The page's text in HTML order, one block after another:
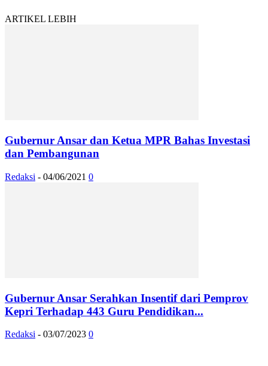
ARTIKEL LEBIH
Gubernur Ansar dan Ketua MPR Bahas Investasi
dan Pembangunan
Redaksi - 04/06/2021 0
Gubernur Ansar Serahkan Insentif dari Pemprov
Kepri Terhadap 443 Guru Pendidikan...
Redaksi - 03/07/2023 0